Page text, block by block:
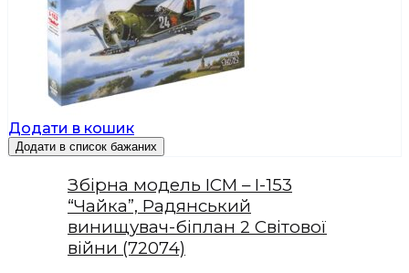
Додати в кошик
Додати в список бажаних
Збірна модель ICM – I-153
“Чайка”, Радянський
винищувач-біплан 2 Світової
війни (72074)